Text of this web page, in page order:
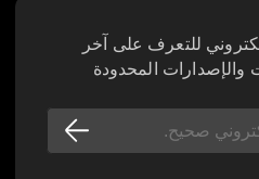
للتعرف على آخر
والإصدارات المحدودة